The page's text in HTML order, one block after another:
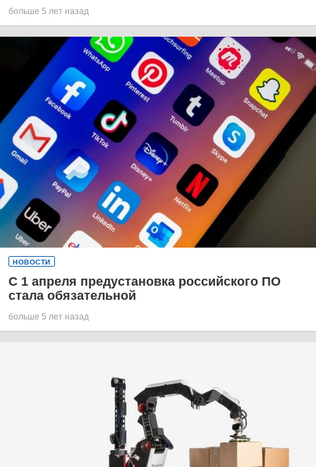
больше 5 лет назад
НОВОСТИ
С 1 апреля предустановка российского ПО
стала обязательной
больше 5 лет назад